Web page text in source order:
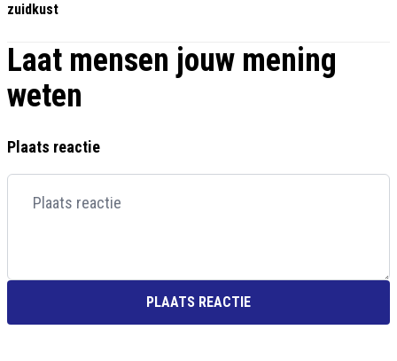
zuidkust
Laat mensen jouw mening
weten
Plaats reactie
PLAATS REACTIE